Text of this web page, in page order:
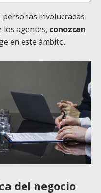
personas involucradas
los agentes, conozcan
en este ámbito.
del negocio